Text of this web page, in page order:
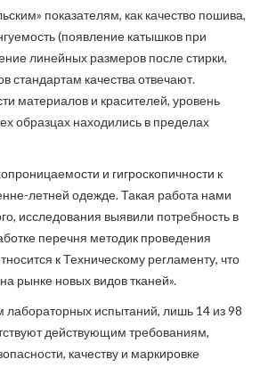
показателям, как качество пошива,
(появление катышков при
линейных размеров после стирки,
стандартам качества отвечают.
материалов и красителей, уровень
образцах находились в пределах
и гигроскопичности к
летней одежде. Такая работа нами
исследования выявили потребность в
перечня методик проведения
к Техническому регламенту, что
рынке новых видов тканей».
лабораторных испытаний, лишь 14 из 98
действующим требованиям,
качеству и маркировке